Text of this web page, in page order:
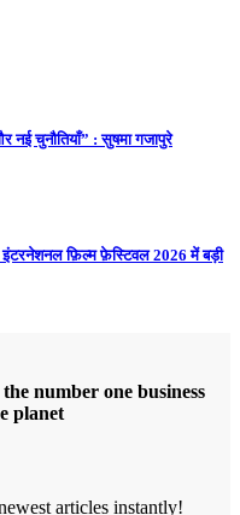
नई चुनौतियाँ” : सुषमा गजापुरे
इंटरनेशनल फ़िल्म फ़ेस्टिवल 2026 में बड़ी
number one business
planet
articles instantly!